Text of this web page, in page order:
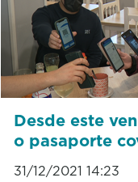
Desde este
o pasaporte
31/12/2021 14:23